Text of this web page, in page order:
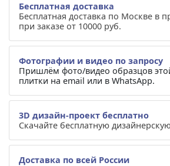
Бесплатная доставка
Бесплатная доставка по Москве в
при заказе от 10000 руб.
Фотографии и видео по запросу
Пришлём фото/видео образцов
плитки на email или в WhatsApp.
3D дизайн-проект бесплатно
Скачайте бесплатную
Доставка по всей России